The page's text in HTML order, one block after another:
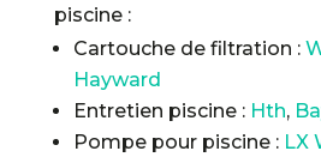
piscine :
Cartouche de filtration :
Hayward
Entretien piscine : Hth,
Pompe pour piscine : LX